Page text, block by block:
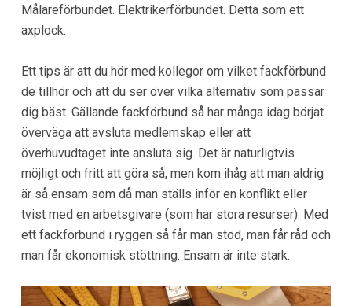
Målareförbundet. Elektrikerförbundet. Detta som ett
axplock.
Ett tips är att du hör med kollegor om vilket fackförbund
de tillhör och att du ser över vilka alternativ som passar
dig bäst. Gällande fackförbund så har många idag börjat
överväga att avsluta medlemskap eller att
överhuvudtaget inte ansluta sig. Det är naturligtvis
möjligt och fritt att göra så, men kom ihåg att man aldrig
är så ensam som då man ställs inför en konflikt eller
tvist med en arbetsgivare (som har stora resurser). Med
ett fackförbund i ryggen så får man stöd, man får råd och
man får ekonomisk stöttning. Ensam är inte stark.